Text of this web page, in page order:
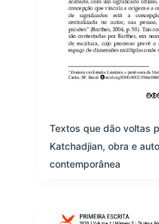
Textos que dão voltas
Katchadjian, obra e
contemporânea